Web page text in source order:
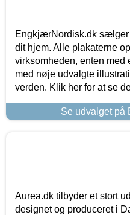
EngkjærNordisk.dk sælger
dit hjem. Alle plakaterne
virksomheden, enten med
med nøje udvalgte
verden. Klik her for at se
Se udvalget på
Aurea.dk tilbyder et stort
designet og produceret i